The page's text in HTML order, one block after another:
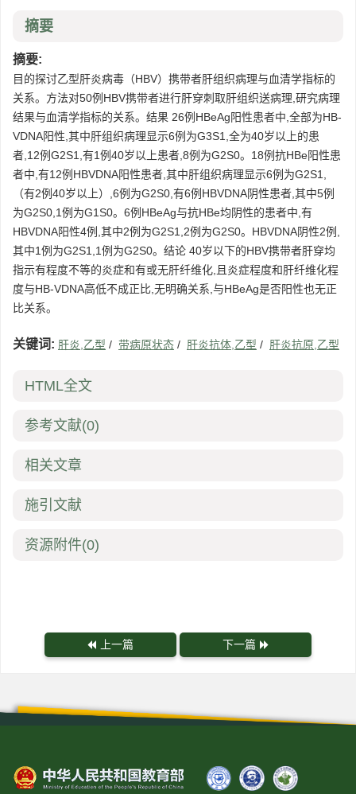
摘要
摘要:
目的探讨乙型肝炎病毒（HBV）携带者肝组织病理与血清学指标的
关系。方法对50例HBV携带者进行肝穿刺取肝组织送病理,研究病理
结果与血清学指标的关系。结果 26例HBeAg阳性患者中,全部为HB-
VDNA阳性,其中肝组织病理显示6例为G3S1,全为40岁以上的患
者,12例G2S1,有1例40岁以上患者,8例为G2S0。18例抗HBe阳性患
者中,有12例HBVDNA阳性患者,其中肝组织病理显示6例为G2S1,
（有2例40岁以上）,6例为G2S0,有6例HBVDNA阴性患者,其中5例
为G2S0,1例为G1S0。6例HBeAg与抗HBe均阴性的患者中,有
HBVDNA阳性4例,其中2例为G2S1,2例为G2S0。HBVDNA阴性2例,
其中1例为G2S1,1例为G2S0。结论 40岁以下的HBV携带者肝穿均
指示有程度不等的炎症和有或无肝纤维化,且炎症程度和肝纤维化程
度与HB-VDNA高低不成正比,无明确关系,与HBeAg是否阳性也无正
比关系。
关键词: 肝炎,乙型 / 带病原状态 / 肝炎抗体,乙型 / 肝炎抗原,乙型
HTML全文
参考文献(0)
相关文章
施引文献
资源附件(0)
上一篇 下一篇